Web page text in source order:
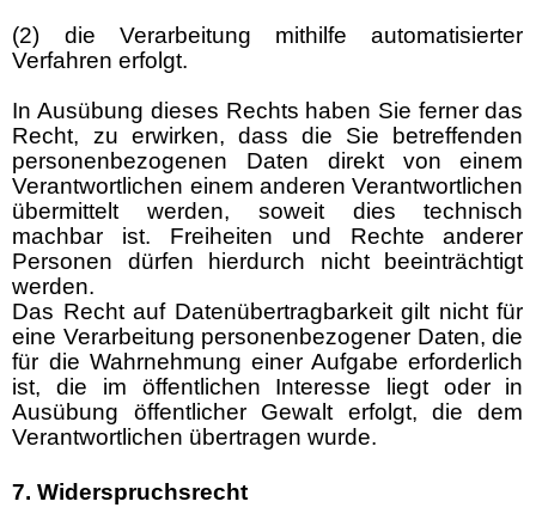
(2) die Verarbeitung mithilfe automatisierter
Verfahren erfolgt.
In Ausübung dieses Rechts haben Sie ferner das
Recht, zu erwirken, dass die Sie betreffenden
personenbezogenen Daten direkt von einem
Verantwortlichen einem anderen Verantwortlichen
übermittelt werden, soweit dies technisch
machbar ist. Freiheiten und Rechte anderer
Personen dürfen hierdurch nicht beeinträchtigt
werden.
Das Recht auf Datenübertragbarkeit gilt nicht für
eine Verarbeitung personenbezogener Daten, die
für die Wahrnehmung einer Aufgabe erforderlich
ist, die im öffentlichen Interesse liegt oder in
Ausübung öffentlicher Gewalt erfolgt, die dem
Verantwortlichen übertragen wurde.
7. Widerspruchsrecht